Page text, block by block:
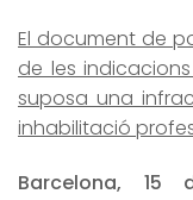
El document de
de les
suposa una
inhabilitació
Barcelona, 15